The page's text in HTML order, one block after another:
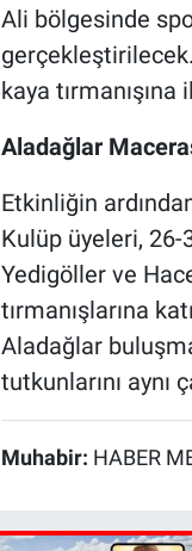
Ali bölgesinde
kaya
Aladağlar
Etkinliğin
Kulüp üyeleri, 26-
Yedigöller ve
tırmanışlarına
Aladağlar
tutkunlarını aynı
Muhabir: HABER